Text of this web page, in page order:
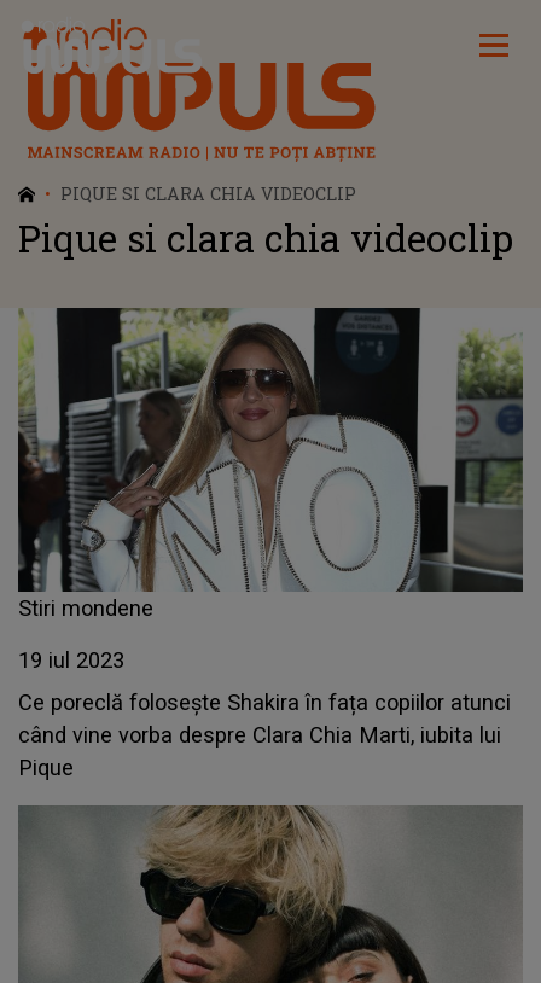
Radio Impuls
PIQUE SI CLARA CHIA VIDEOCLIP
Pique si clara chia videoclip
Stiri mondene
19 iul 2023
Ce poreclă folosește Shakira în fața copiilor atunci
când vine vorba despre Clara Chia Marti, iubita lui
Pique